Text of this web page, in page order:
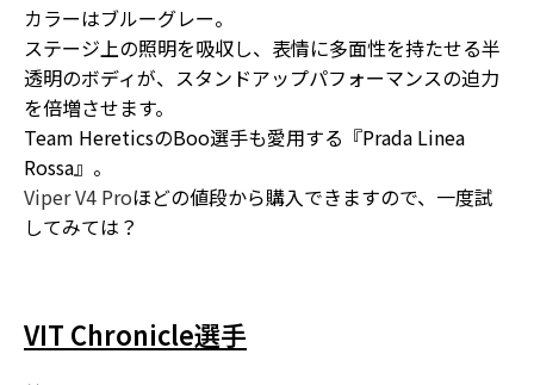
カラーはブルーグレー。
ステージ上の照明を吸収し、表情に多面性を持たせる半
透明のボディが、スタンドアップパフォーマンスの迫力
を倍増させます。
Team HereticsのBoo選手も愛用する『Prada Linea
Rossa』。
Viper V4 Proほどの値段から購入できますので、一度試
してみては？
VIT Chronicle選手